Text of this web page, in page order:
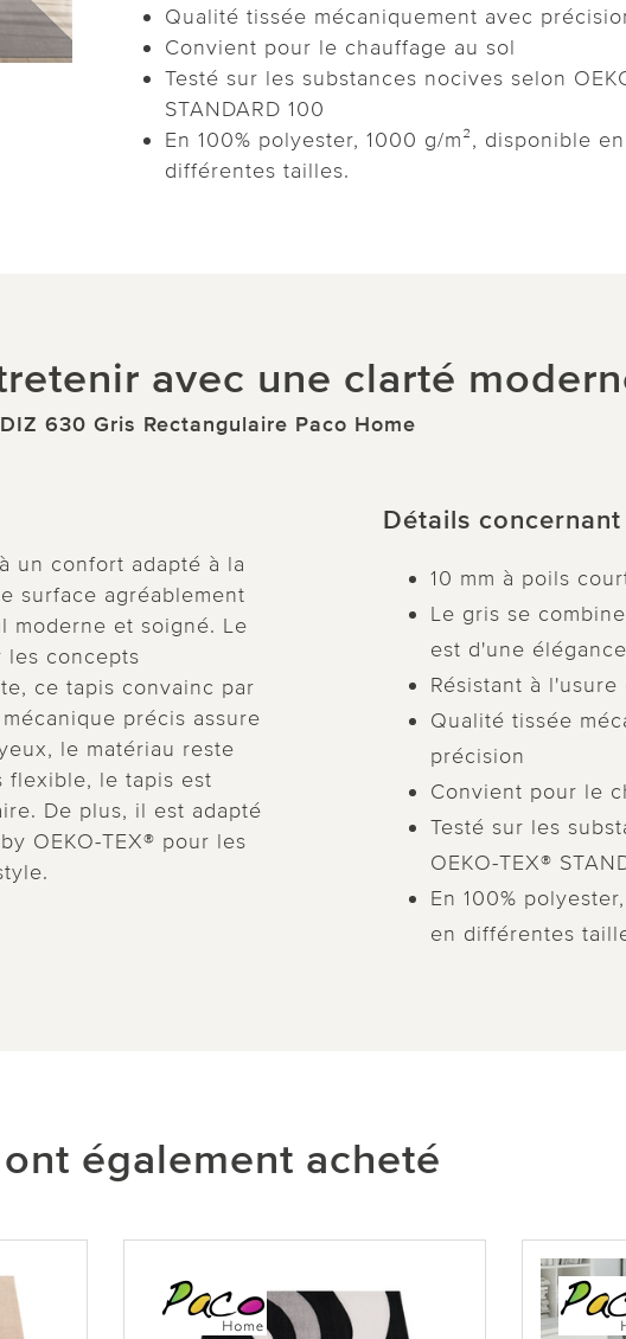
Qualité tissée mécaniquement avec
Convient pour le chauffage au sol
Testé sur les substances nocives selon
STANDARD 100
En 100% polyester, 1000 g/m², disponible en
différentes tailles.
avec une clarté
630 Gris Rectangulaire Paco Home
un confort adapté à la
surface agréablement
moderne et soigné. Le
les concepts
ce tapis convainc par
précis assure
le matériau reste
flexible, le tapis est
De plus, il est adapté
OEKO-TEX® pour les
Détails concernant
10 mm à poils
Le gris se
est d'une
Résistant à
Qualité tissée
précision
Convient pour le
Testé sur les
OEKO-TEX®
En 100%
en différentes
également acheté